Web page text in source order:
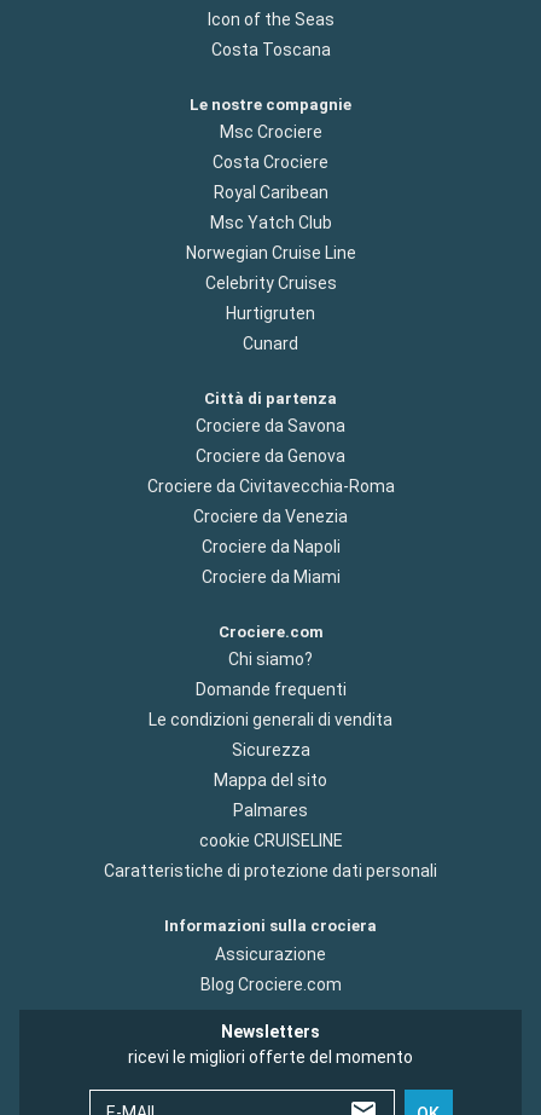
Icon of the Seas
Costa Toscana
Le nostre compagnie
Msc Crociere
Costa Crociere
Royal Caribean
Msc Yatch Club
Norwegian Cruise Line
Celebrity Cruises
Hurtigruten
Cunard
Città di partenza
Crociere da Savona
Crociere da Genova
Crociere da Civitavecchia-Roma
Crociere da Venezia
Crociere da Napoli
Crociere da Miami
Crociere.com
Chi siamo?
Domande frequenti
Le condizioni generali di vendita
Sicurezza
Mappa del sito
Palmares
cookie CRUISELINE
Caratteristiche di protezione dati personali
Informazioni sulla crociera
Assicurazione
Blog Crociere.com
Newsletters
ricevi le migliori offerte del momento